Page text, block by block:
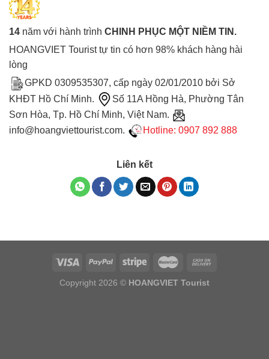
14 năm với hành trình CHINH PHỤC MỘT NIỀM TIN.
HOANGVIET Tourist tự tin có hơn 98% khách hàng hài
lòng
GPKD 0309535307, cấp ngày 02/01/2010 bởi Sở
KHĐT Hồ Chí Minh.
Số 11A Hồng Hà, Phường Tân
Sơn Hòa, Tp. Hồ Chí Minh, Việt Nam.
info@hoangviettourist.com.
Hotline: 0907 892 888
Liên kết
Copyright 2026 © HOANGVIET Tourist